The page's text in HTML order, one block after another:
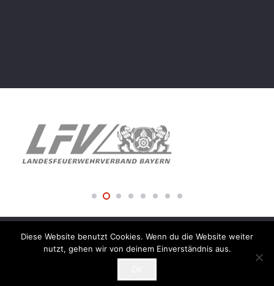
© 2018 Freiwillige Feuerwehr der Stadt Amberg –
Impressum
Diese Website benutzt Cookies. Wenn du die Website weiter
nutzt, gehen wir von deinem Einverständnis aus.